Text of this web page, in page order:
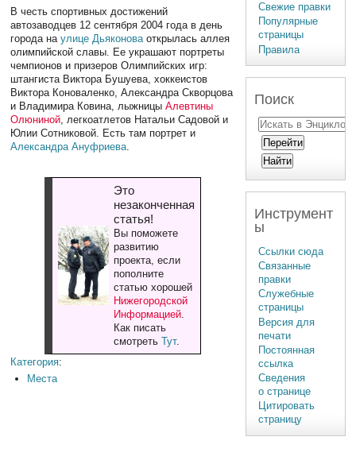
В честь спортивных достижений
автозаводцев 12 сентября 2004 года в день
города наулице Дьяконоваоткрылась аллея
олимпийской славы. Ее украшают портреты
чемпионов и призеров Олимпийских игр:
штангиста Виктора Бушуева, хоккеистов
Виктора Коноваленко, Александра Скворцова
и Владимира Ковина, лыжницыАлевтины
Олюниной, легкоатлетов Натальи Садовой и
Юлии Сотниковой. Есть там портрет и
Александра Ануфриева.
Это
незаконченная
статья!
Вы поможете
развитию
проекта, если
пополните
статью хорошей
Нижегородской
Информацией.
Как писать
смотреть Тут.
Категория:
Места
Свежие правки
Популярные
страницы
Правила
Поиск
Инструмент
ы
Ссылки сюда
Связанные
правки
Служебные
страницы
Версия для
печати
Постоянная
ссылка
Сведения
о странице
Цитировать
страницу